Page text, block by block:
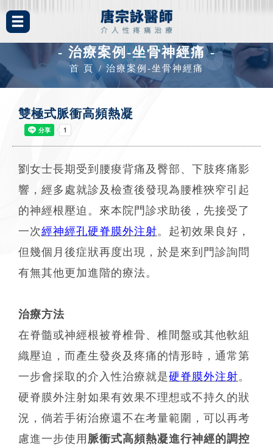
- 治療案例-坐骨神經痛 -
首 頁 治療案例-坐骨神經痛
雙極式脈衝高頻熱凝
劉女士長期受到腰痠背痛及臀部、下肢疼痛影
響，經多處就診及檢查後發現為腰椎狹窄引起
的神經根壓迫。來本院門診求助後，先接受了
一次經神經孔硬脊膜外注射。起初效果良好，
但幾個月後症狀再度出現，於是來到門診詢問
有無其他更加進階的療法。
治療方法
在脊髓或神經根被脊椎骨、椎間盤或其他軟組
織壓迫，而產生發炎及疼痛的情形時，通常第
一步會採取的介入性治療就是硬脊膜外注射。
硬脊膜外注射如果有效果不理想或不持久的狀
況，倘若手術治療還不在考量範圍，可以再考
慮進一步使用 脈衝式高頻熱凝進行神經的調控